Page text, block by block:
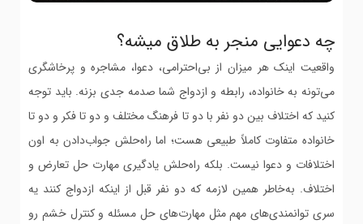
چه دعوایی منجر به طلاق میشه؟
واقعیت اینک هر میزان از بی‌احترامی، دعوا، مشاجره و پرخاشگری
می‌تونه به خانواده، رابطه و ازدواج شما صدمه جدی بزنه. باید توجه
کنید که اختلاف بین دو نفر با دو تا فرهنگ مختلف و دو تا فکر و دو تا
خانواده متفاوت کاملاً طبیعی هست؛ اما راه‌حلش جواب‌دادن به اون
اختلافات و دعوا نیست. بلکه راه‌حلش یادگیری مهارت حل تعارض و
اختلاف. به‌خاطر همین لازمه که دو نفر قبل از اینکه ازدواج کنند یه
سری توانمندی‌های مهم مثل مهارت‌های حل مسئله و کنترل خشم رو